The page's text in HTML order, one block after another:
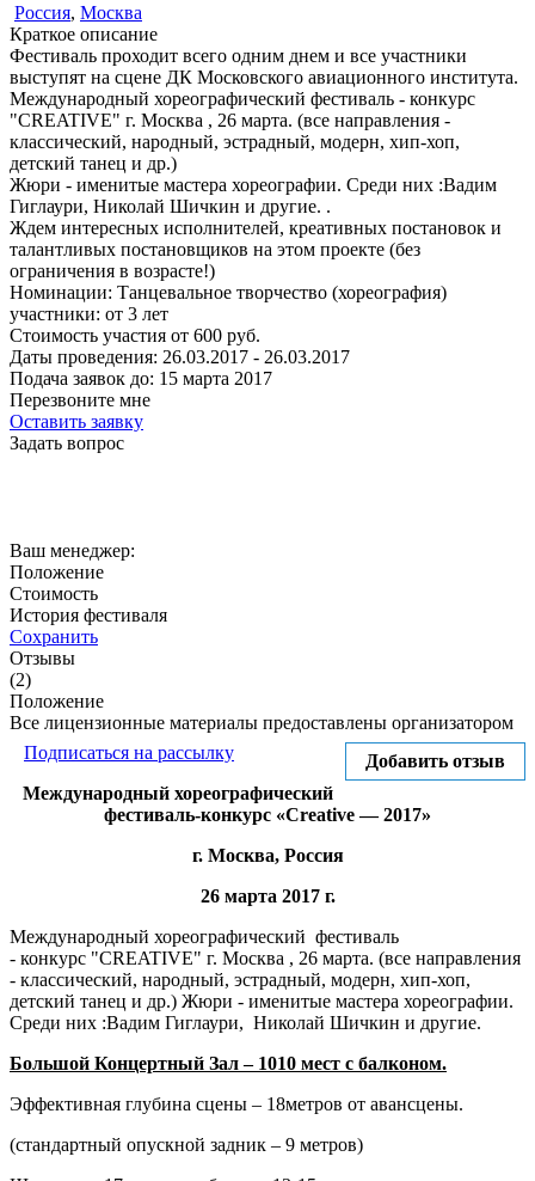
Россия, Москва
Краткое описание
Фестиваль проходит всего одним днем и все участники
выступят на сцене ДК Московского авиационного института.
Международный хореографический фестиваль - конкурс
"CREATIVE" г. Москва , 26 марта. (все направления -
классический, народный, эстрадный, модерн, хип-хоп,
детский танец и др.)
Жюри - именитые мастера хореографии. Среди них :Вадим
Гиглаури, Николай Шичкин и другие. .
Ждем интересных исполнителей, креативных постановок и
талантливых постановщиков на этом проекте (без
ограничения в возрасте!)
Номинации: Танцевальное творчество (хореография)
участники: от 3 лет
Стоимость участия от 600 руб.
Даты проведения: 26.03.2017 - 26.03.2017
Подача заявок до: 15 марта 2017
Перезвоните мне
Оставить заявку
Задать вопрос
Ваш менеджер:
Положение
Стоимость
История фестиваля
Сохранить
Отзывы
(2)
Положение
Все лицензионные материалы предоставлены организатором
Добавить отзыв
Подписаться на рассылку
Международный хореографический
фестиваль-конкурс «Creative — 2017»
г. Москва, Россия
26 марта 2017 г.
Международный хореографический фестиваль
- конкурс "CREATIVE" г. Москва , 26 марта. (все направления
- классический, народный, эстрадный, модерн, хип-хоп,
детский танец и др.) Жюри - именитые мастера хореографии.
Среди них :Вадим Гиглаури, Николай Шичкин и другие.
Большой Концертный Зал – 1010 мест с балконом.
Эффективная глубина сцены – 18метров от авансцены.
(стандартный опускной задник – 9 метров)